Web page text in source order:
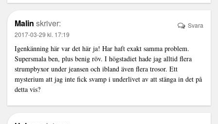
Malin skriver:
2017-03-29 kl. 17:19
Igenkänning här var det här ja! Har haft exakt samma problem.
Supersmala ben, plus benig röv. I högstadiet hade jag alltid flera
strumpbyxor under jeansen och ibland även flera trosor. Ett
mysterium att jag inte fick svamp i underlivet av att stänga in det på
detta vis?
Svara